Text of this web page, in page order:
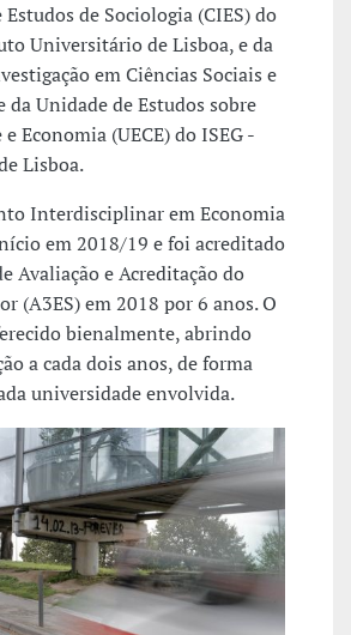
de Sociologia (CIES) do
Universitário de Lisboa, e da
em Ciências Sociais e
da Unidade de Estudos sobre
Economia (UECE) do ISEG -
Lisboa.
Interdisciplinar em Economia
em 2018/19 e foi acreditado
Avaliação e Acreditação do
(A3ES) em 2018 por 6 anos. O
bienalmente, abrindo
a cada dois anos, de forma
universidade envolvida.